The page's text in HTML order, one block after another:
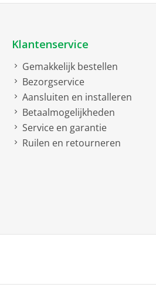
Klantenservice
Gemakkelijk bestellen
Bezorgservice
Aansluiten en installeren
Betaalmogelijkheden
Service en garantie
Ruilen en retourneren